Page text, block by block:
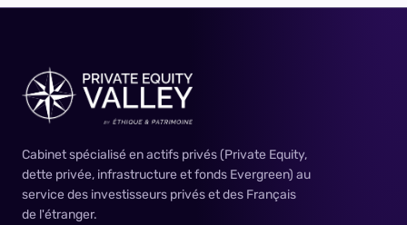
Cabinet spécialisé en actifs privés (Private Equity,
dette privée, infrastructure et fonds Evergreen) au
service des investisseurs privés et des Français
de l'étranger.